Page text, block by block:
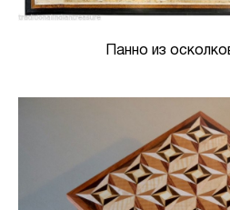
Панно из